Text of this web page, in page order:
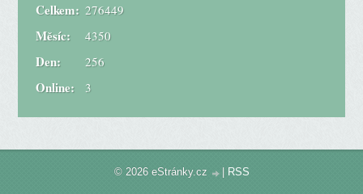
Online: 3
Celkem: 276449
Měsíc: 4350
Den: 256
© 2026 eStránky.cz RSS